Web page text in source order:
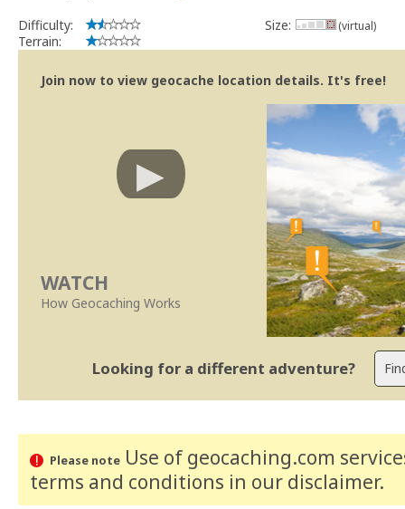
Difficulty:
Terrain:
Size: (virtual)
Join now to view geocache location details. It's free!
WATCH
How Geocaching Works
Looking for a different adventure?
Please noteUse of geocaching.com
terms and conditions in our disclaimer.